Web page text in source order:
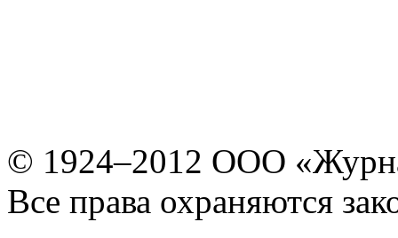
© 1924–2012 ООО
Все права охраняются